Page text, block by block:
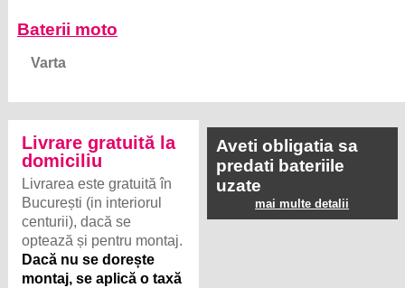
Baterii moto
Varta
Livrare gratuită la
domiciliu
Livrarea este gratuită în
București (in interiorul
centurii), dacă se
optează și pentru montaj.
Dacă nu se dorește
montaj, se aplică o taxă
Aveti obligatia sa
predati bateriile
uzate
mai multe detalii